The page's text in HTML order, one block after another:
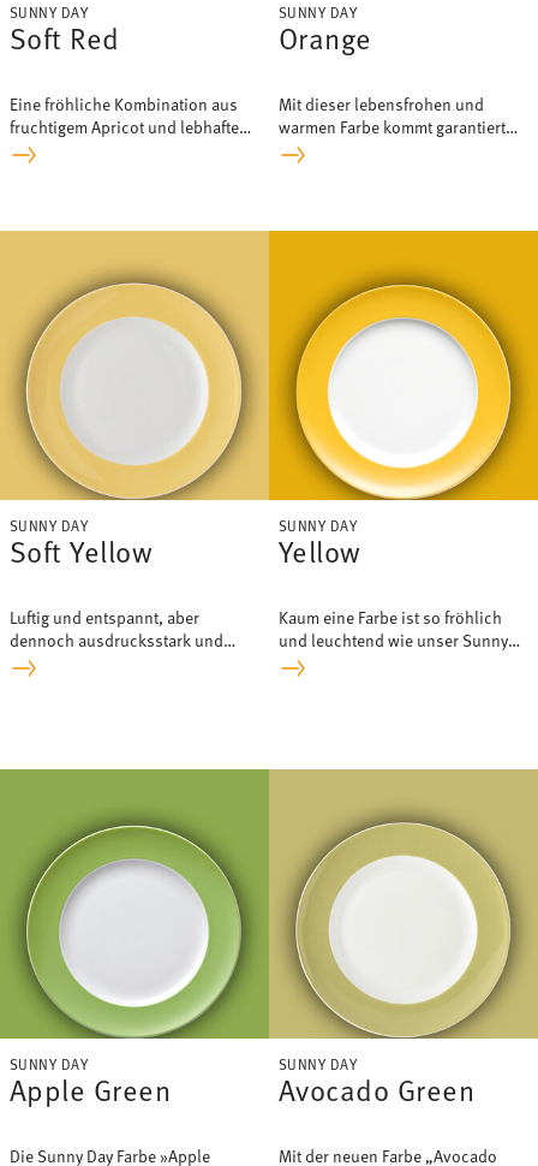
SUNNY DAY
Soft Red
Eine fröhliche Kombination aus
fruchtigem Apricot und lebhaftem
Viva Magenta.
SUNNY DAY
Orange
Mit dieser lebensfrohen und
warmen Farbe kommt garantiert
keine Langeweile auf!
SUNNY DAY
Soft Yellow
Luftig und entspannt, aber
dennoch ausdrucksstark und
energiegeladen – die neue Farbe
SUNNY DAY
Yellow
Kaum eine Farbe ist so fröhlich
und leuchtend wie unser Sunny
Day »Yellow« und dabei so ein
SUNNY DAY
Apple Green
Die Sunny Day Farbe »Apple
SUNNY DAY
Avocado Green
Mit der neuen Farbe „Avocado